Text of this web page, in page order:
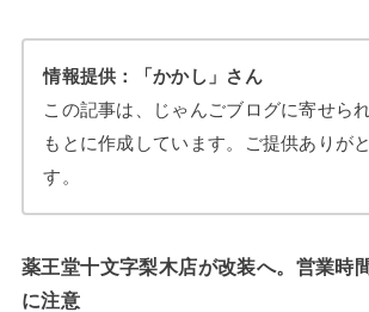
情報提供：「かかし」さん
この記事は、じゃんごブログに寄せら
もとに作成しています。ご提供ありが
す。
薬王堂十文字梨木店が改装へ。営業時
に注意